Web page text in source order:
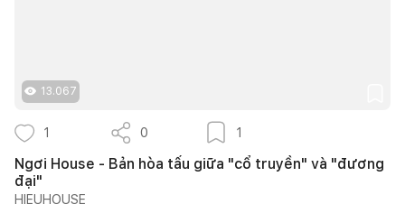
13.067
1 0 1
Ngơi House - Bản hòa tấu giữa "cổ truyền" và "đương
đại"
HIEUHOUSE